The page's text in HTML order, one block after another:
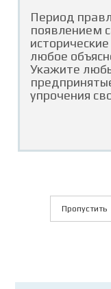
Период
появлением
любое
Укажите
упрочения
Пропустить